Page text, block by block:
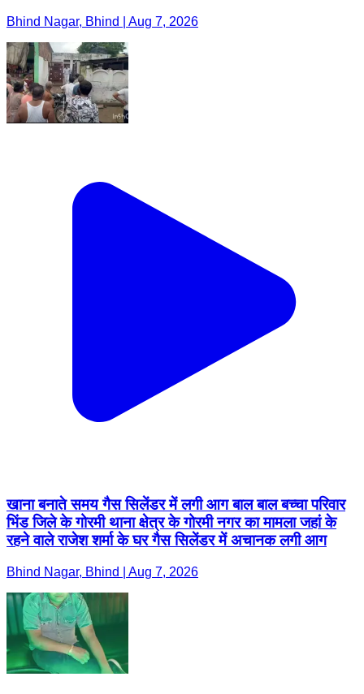
Bhind Nagar, Bhind | Aug 7, 2026
खाना बनाते समय गैस सिलेंडर में लगी आग बाल बाल बच्चा परिवार
भिंड जिले के गोरमी थाना क्षेत्र के गोरमी नगर का मामला जहां के
रहने वाले राजेश शर्मा के घर गैस सिलेंडर में अचानक लगी आग
Bhind Nagar, Bhind | Aug 7, 2026